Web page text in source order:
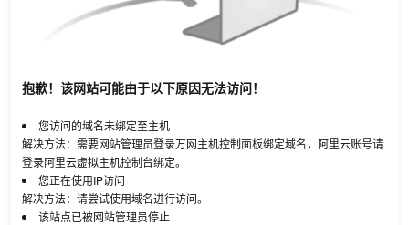
抱歉！该网站可能由于以下原因无法访问！
您访问的域名未绑定至主机
解决方法：需要网站管理员登录万网主机控制面板绑定域名，阿里云账号请
登录阿里云虚拟主机控制台绑定。
您正在使用IP访问
解决方法：请尝试使用域名进行访问。
该站点已被网站管理员停止